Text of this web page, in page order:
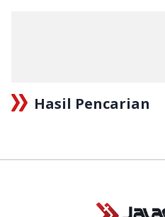
Hasil Pencarian